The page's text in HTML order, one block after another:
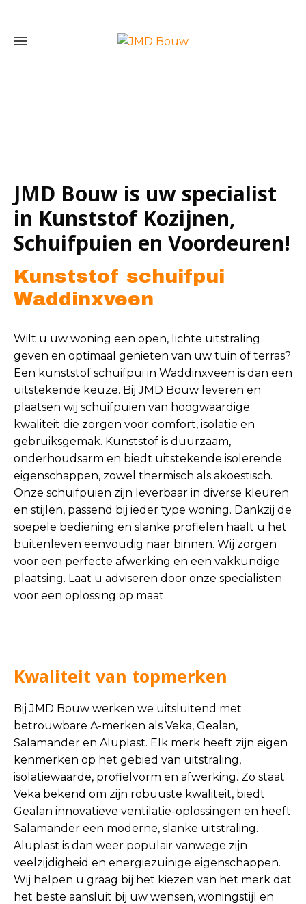
JMD Bouw is uw specialist
in Kunststof Kozijnen,
Schuifpuien en Voordeuren!
Kunststof schuifpui
Waddinxveen
Wilt u uw woning een open, lichte uitstraling
geven en optimaal genieten van uw tuin of terras?
Een kunststof schuifpui in Waddinxveen is dan een
uitstekende keuze. Bij JMD Bouw leveren en
plaatsen wij schuifpuien van hoogwaardige
kwaliteit die zorgen voor comfort, isolatie en
gebruiksgemak. Kunststof is duurzaam,
onderhoudsarm en biedt uitstekende isolerende
eigenschappen, zowel thermisch als akoestisch.
Onze schuifpuien zijn leverbaar in diverse kleuren
en stijlen, passend bij ieder type woning. Dankzij de
soepele bediening en slanke profielen haalt u het
buitenleven eenvoudig naar binnen. Wij zorgen
voor een perfecte afwerking en een vakkundige
plaatsing. Laat u adviseren door onze specialisten
voor een oplossing op maat.
Kwaliteit van topmerken
Bij JMD Bouw werken we uitsluitend met
betrouwbare A-merken als Veka, Gealan,
Salamander en Aluplast. Elk merk heeft zijn eigen
kenmerken op het gebied van uitstraling,
isolatiewaarde, profielvorm en afwerking. Zo staat
Veka bekend om zijn robuuste kwaliteit, biedt
Gealan innovatieve ventilatie-oplossingen en heeft
Salamander een moderne, slanke uitstraling.
Aluplast is dan weer populair vanwege zijn
veelzijdigheid en energiezuinige eigenschappen.
Wij helpen u graag bij het kiezen van het merk dat
het beste aansluit bij uw wensen, woningstijl en